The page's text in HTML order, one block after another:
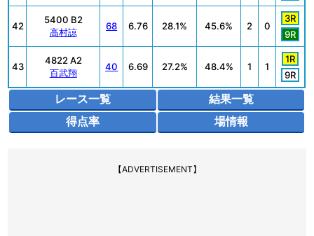
42
5400 B2
高村諒
68 6.76 28.1% 45.6% 2 0
3R
9R
43
4822 A2
百武翔
40 6.69 27.2% 48.4% 1 1
1R
9R
レース一覧
結果一覧
得点率
場情報
【ADVERTISEMENT】